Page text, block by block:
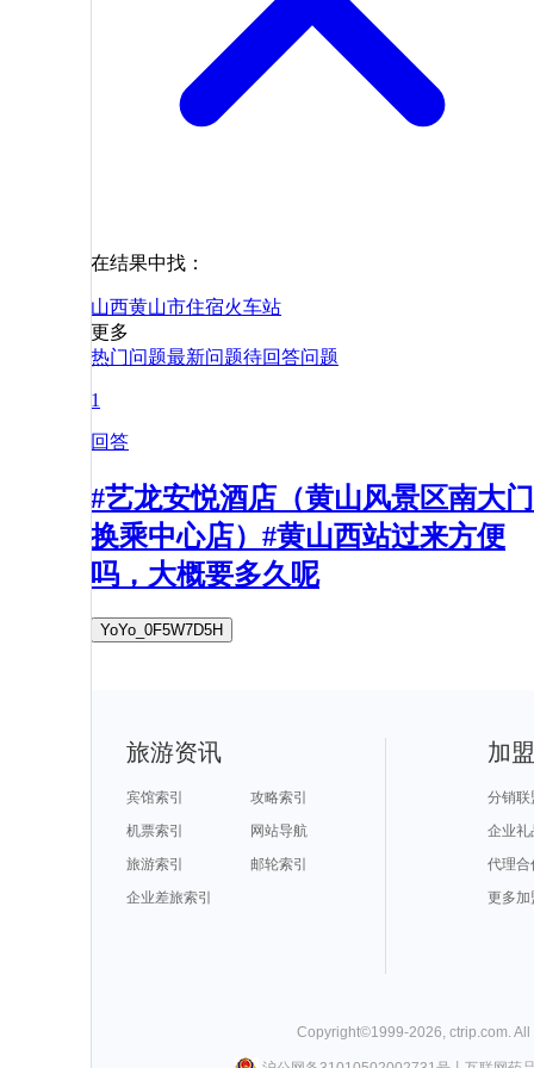
在结果中找：
山西黄山市住宿火车站
更多
热门问题最新问题待回答问题
1
回答
#艺龙安悦酒店（黄山风景区南大门
换乘中心店）#黄山西站过来方便
吗，大概要多久呢
YoYo_0F5W7D5H
旅游资讯
宾馆索引
攻略索引
机票索引
网站导航
旅游索引
邮轮索引
企业差旅索引
加
分销联
企业礼
代理合
更多加
Copyright©1999-2026 ctrip.com .